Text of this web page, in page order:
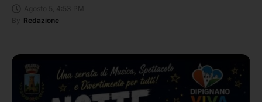
Redazione